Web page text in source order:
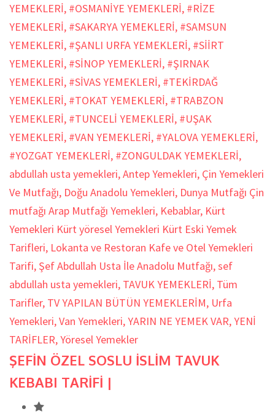
YEMEKLERİ, #OSMANİYE YEMEKLERİ, #RİZE
YEMEKLERİ, #SAKARYA YEMEKLERİ, #SAMSUN
YEMEKLERİ, #ŞANLI URFA YEMEKLERİ, #SİİRT
YEMEKLERİ, #SİNOP YEMEKLERİ, #ŞIRNAK
YEMEKLERİ, #SİVAS YEMEKLERİ, #TEKİRDAĞ
YEMEKLERİ, #TOKAT YEMEKLERİ, #TRABZON
YEMEKLERİ, #TUNCELİ YEMEKLERİ, #UŞAK
YEMEKLERİ, #VAN YEMEKLERİ, #YALOVA YEMEKLERİ,
#YOZGAT YEMEKLERİ, #ZONGULDAK YEMEKLERİ,
abdullah usta yemekleri,Antep Yemekleri, Çin Yemekleri
Ve Mutfağı, Doğu Anadolu Yemekleri, Dunya Mutfağı Çin
mutfağı Arap Mutfağı Yemekleri, Kebablar, Kürt
Yemekleri Kürt yöresel Yemekleri Kürt Eski Yemek
Tarifleri, Lokanta ve Restoran Kafe ve Otel Yemekleri
Tarifi, Şef Abdullah Usta İle Anadolu Mutfağı,sef
abdullah usta yemekleri, TAVUK YEMEKLERİ, Tüm
Tarifler, TV YAPILAN BÜTÜN YEMEKLERİM, Urfa
Yemekleri,Van Yemekleri,YARIN NE YEMEK VAR,YENİ
TARİFLER,Yöresel Yemekler
ŞEFİN ÖZEL SOSLU İSLİM TAVUK
KEBABI TARİFİ |